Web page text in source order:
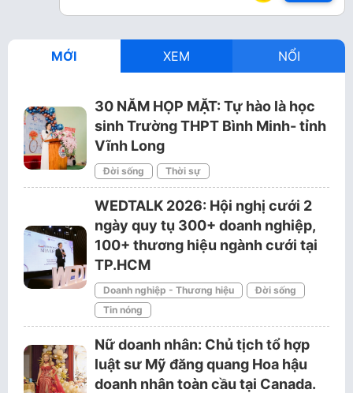
MỚI XEM NỔI
30 NĂM HỌP MẶT: Tự hào là học
sinh Trường THPT Bình Minh- tỉnh
Vĩnh Long
Đời sống Thời sự
WEDTALK 2026: Hội nghị cưới 2
ngày quy tụ 300+ doanh nghiệp,
100+ thương hiệu ngành cưới tại
TP.HCM
Doanh nghiệp - Thương hiệu
Đời sống
Tin nóng
Nữ doanh nhân: Chủ tịch tổ hợp
luật sư Mỹ đăng quang Hoa hậu
doanh nhân toàn cầu tại Canada.